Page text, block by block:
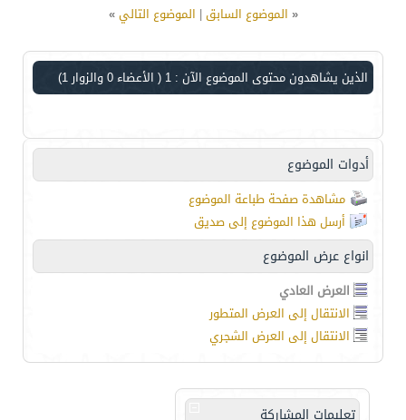
« الموضوع السابق| الموضوع التالي»
الذين يشاهدون محتوى الموضوع الآن : 1 ( الأعضاء 0 والزوار 1)
أدوات الموضوع
مشاهدة صفحة طباعة الموضوع
أرسل هذا الموضوع إلى صديق
انواع عرض الموضوع
العرض العادي
الانتقال إلى العرض المتطور
الانتقال إلى العرض الشجري